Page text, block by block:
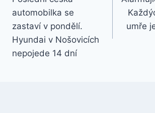
pro
příspěvek
automobilka se
zastaví v pondělí.
Hyundai v Nošovicích
nepojede 14 dní
umře